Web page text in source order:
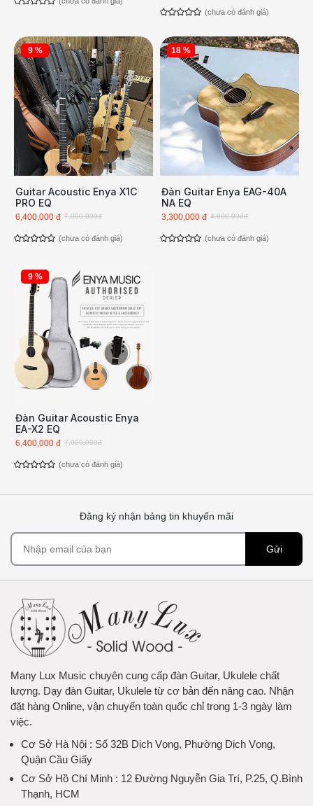
(chưa có đánh giá)
9 %
Guitar Acoustic Enya X1C
PRO EQ
7,000,000đ
6,400,000 đ
(chưa có đánh giá)
18 %
Đàn Guitar Enya EAG-40A
NA EQ
4,000,000đ
3,300,000 đ
(chưa có đánh giá)
9 %
Đàn Guitar Acoustic Enya
EA-X2 EQ
7,000,000đ
6,400,000 đ
(chưa có đánh giá)
Đăng ký nhận bảng tin khuyến mãi
Gửi
Many Lux Music chuyên cung cấp đàn Guitar, Ukulele chất
lượng. Dạy đàn Guitar, Ukulele từ cơ bản đến nâng cao. Nhận
đặt hàng Online, vận chuyển toàn quốc chỉ trong 1-3 ngày làm
việc.
Cơ Sở Hà Nội : Số 32B Dịch Vọng, Phường Dịch Vọng,
Quận Cầu Giấy
Cơ Sở Hồ Chí Minh : 12 Đường Nguyễn Gia Trí, P.25, Q.Bình
Thạnh, HCM